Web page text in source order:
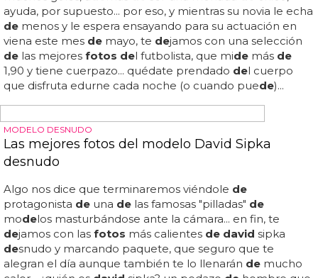
HAMBRE&MISERIA
David Beckham, en calzoncillos de nuevo para
H&M
davidbeckham, en calzoncillosdenuevo para h&m: el